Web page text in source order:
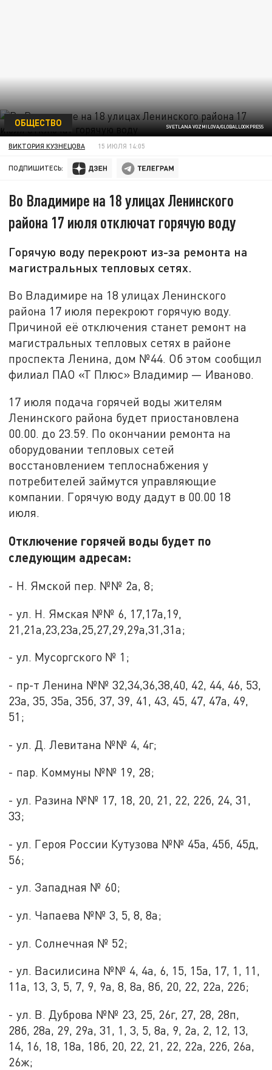
SVETLANA VOZMILOVA/GLOBALLOOKPRESS
ОБЩЕСТВО
ВИКТОРИЯ КУЗНЕЦОВА 15 ИЮЛЯ 14:05
ПОДПИШИТЕСЬ:
Во Владимире на 18 улицах Ленинского
района 17 июля отключат горячую воду
Горячую воду перекроют из-за ремонта на
магистральных тепловых сетях.
Во Владимире на 18 улицах Ленинского
района 17 июля перекроют горячую воду.
Причиной её отключения станет ремонт на
магистральных тепловых сетях в районе
проспекта Ленина, дом №44. Об этом сообщил
филиал ПАО «Т Плюс» Владимир — Иваново.
17 июля подача горячей воды жителям
Ленинского района будет приостановлена
00.00. до 23.59. По окончании ремонта на
оборудовании тепловых сетей
восстановлением теплоснабжения у
потребителей займутся управляющие
компании. Горячую воду дадут в 00.00 18
июля.
Отключение горячей воды будет по
следующим адресам:
- Н. Ямской пер. №№ 2а, 8;
- ул. Н. Ямская №№ 6, 17,17а,19,
21,21а,23,23а,25,27,29,29а,31,31а;
- ул. Мусоргского № 1;
- пр-т Ленина №№ 32,34,36,38,40, 42, 44, 46, 53,
23а, 35, 35а, 35б, 37, 39, 41, 43, 45, 47, 47а, 49,
51;
- ул. Д. Левитана №№ 4, 4г;
- пар. Коммуны №№ 19, 28;
- ул. Разина №№ 17, 18, 20, 21, 22, 22б, 24, 31,
33;
- ул. Героя России Кутузова №№ 45а, 45б, 45д,
56;
- ул. Западная № 60;
- ул. Чапаева №№ 3, 5, 8, 8а;
- ул. Солнечная № 52;
- ул. Василисина №№ 4, 4а, 6, 15, 15а, 17, 1, 11,
11а, 13, 3, 5, 7, 9, 9а, 8, 8а, 8б, 20, 22, 22а, 22б;
- ул. В. Дуброва №№ 23, 25, 26г, 27, 28, 28п,
28б, 28а, 29, 29а, 31, 1, 3, 5, 8а, 9, 2а, 2, 12, 13,
14, 16, 18, 18а, 18б, 20, 22, 21, 22, 22а, 22б, 26а,
26ж;